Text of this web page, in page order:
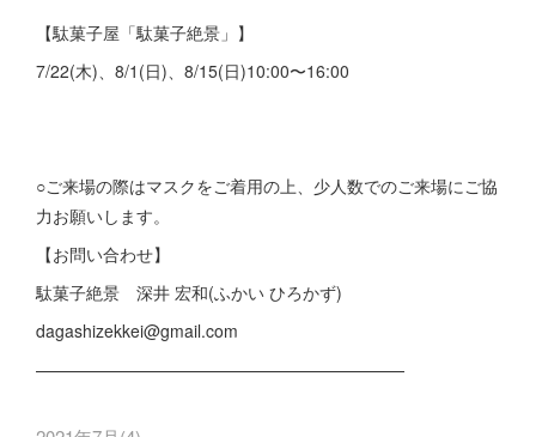
【駄菓子屋「駄菓子絶景」】
7/22(木)、8/1(日)、8/15(日)10:00〜16:00
○ご来場の際はマスクをご着用の上、少人数でのご来場にご協
力お願いします。
【お問い合わせ】
駄菓子絶景 深井 宏和(ふかい ひろかず)
dagashizekkei@gmail.com
——————————————————————